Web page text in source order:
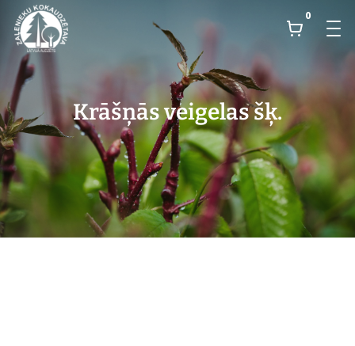
0
Krāšņās veigelas šķ.